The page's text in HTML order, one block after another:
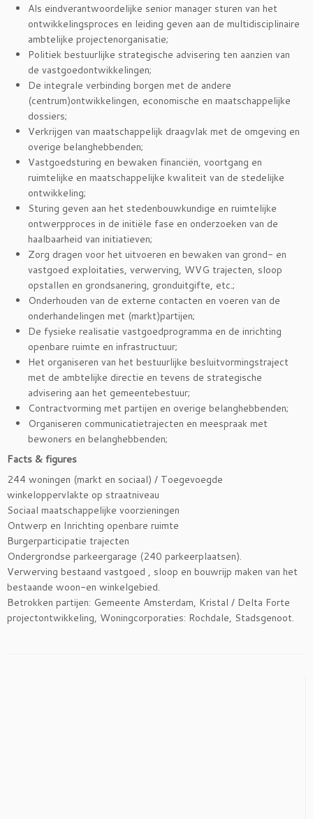
Als eindverantwoordelijke senior manager sturen van het
ontwikkelingsproces en leiding geven aan de multidisciplinaire
ambtelijke projectenorganisatie;
Politiek bestuurlijke strategische advisering ten aanzien van
de vastgoedontwikkelingen;
De integrale verbinding borgen met de andere
(centrum)ontwikkelingen, economische en maatschappelijke
dossiers;
Verkrijgen van maatschappelijk draagvlak met de omgeving en
overige belanghebbenden;
Vastgoedsturing en bewaken financiën, voortgang en
ruimtelijke en maatschappelijke kwaliteit van de stedelijke
ontwikkeling;
Sturing geven aan het stedenbouwkundige en ruimtelijke
ontwerpproces in de initiële fase en onderzoeken van de
haalbaarheid van initiatieven;
Zorg dragen voor het uitvoeren en bewaken van grond- en
vastgoed exploitaties, verwerving, WVG trajecten, sloop
opstallen en grondsanering, gronduitgifte, etc.;
Onderhouden van de externe contacten en voeren van de
onderhandelingen met (markt)partijen;
De fysieke realisatie vastgoedprogramma en de inrichting
openbare ruimte en infrastructuur;
Het organiseren van het bestuurlijke besluitvormingstraject
met de ambtelijke directie en tevens de strategische
advisering aan het gemeentebestuur;
Contractvorming met partijen en overige belanghebbenden;
Organiseren communicatietrajecten en meespraak met
bewoners en belanghebbenden;
Facts & figures
244 woningen (markt en sociaal) / Toegevoegde
winkeloppervlakte op straatniveau
Sociaal maatschappelijke voorzieningen
Ontwerp en Inrichting openbare ruimte
Burgerparticipatie trajecten
Ondergrondse parkeergarage (240 parkeerplaatsen).
Verwerving bestaand vastgoed , sloop en bouwrijp maken van het
bestaande woon-en winkelgebied.
Betrokken partijen: Gemeente Amsterdam, Kristal / Delta Forte
projectontwikkeling, Woningcorporaties: Rochdale, Stadsgenoot.